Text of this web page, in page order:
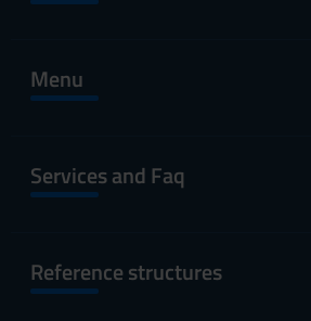
Menu
Services and Faq
Reference structures